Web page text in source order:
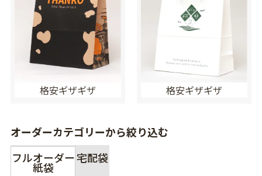
格安ギザギザ 格安ギザギザ
オーダーカテゴリーから絞り込む
フルオーダー
紙袋
宅配袋